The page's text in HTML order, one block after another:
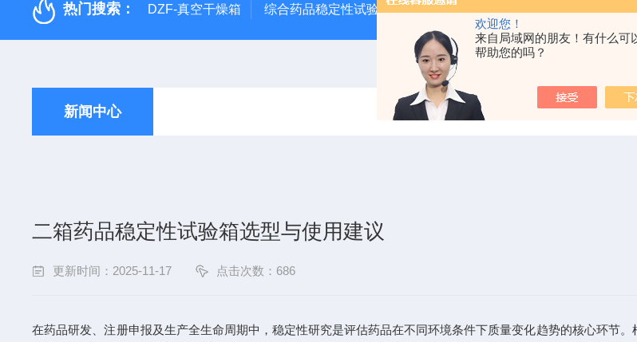
欢迎您！
来自局域网的朋友！有什么可
帮助您的吗？
热门搜索： DZF-真空干燥箱 综合药品稳定性试验箱 QF-SD-3T药品稳定性试验箱三代
新闻中心
二箱药品稳定性试验箱选型与使用建议
更新时间：2025-11-17 点击次数：686
在药品研发、注册申报及生产全生命周期中，稳定性研究是评估药品在不同环境条件下质量变化趋势的核心环节